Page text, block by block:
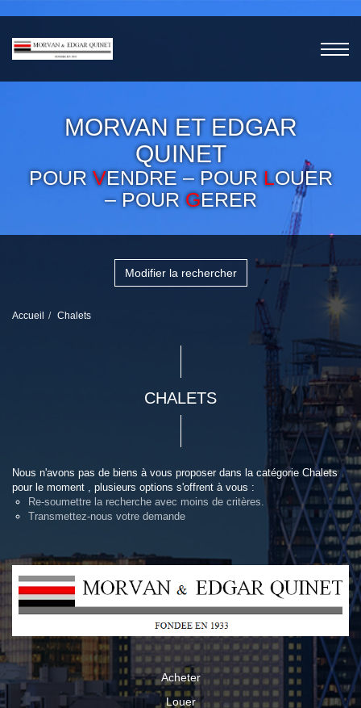
MORVAN ET EDGAR
QUINET
POURVENDRE – POUR LOUER
– POURGERER
Modifier la rechercher
Accueil Chalets
CHALETS
Nous n'avons pas de biens à vous proposer dans la catégorie Chalets
pour le moment , plusieurs options s'offrent à vous :
Re-soumettre la recherche avec moins de critères.
Transmettez-nous votre demande
Acheter
Louer